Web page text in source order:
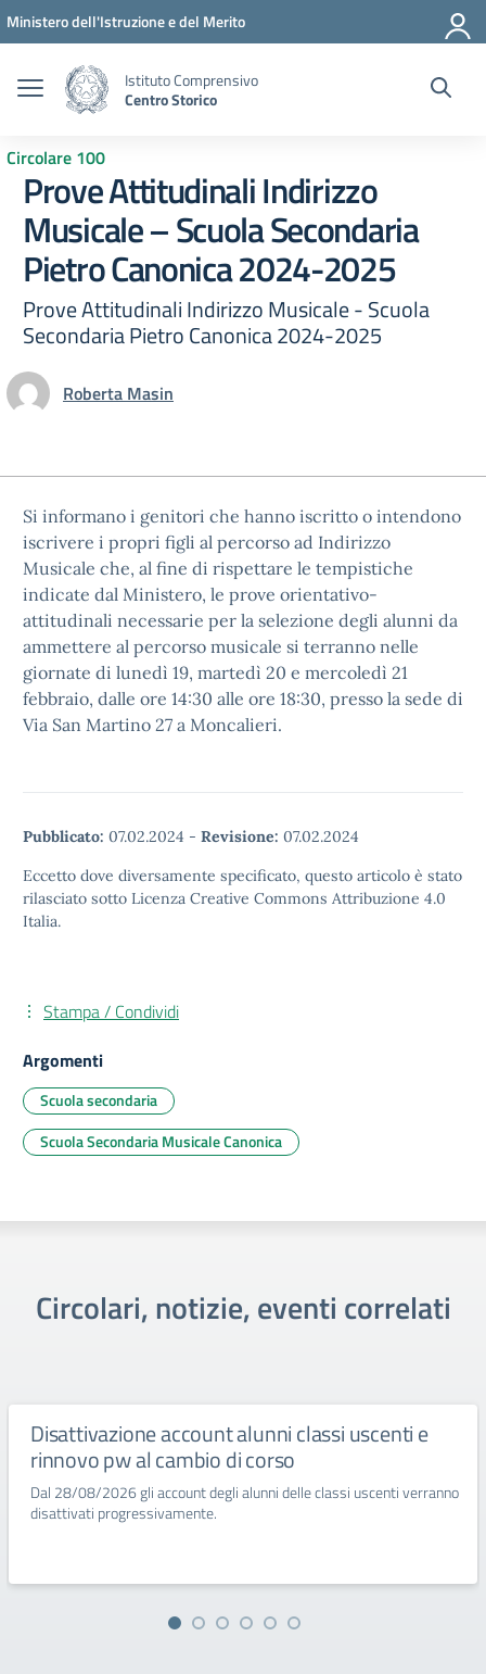
Vai ai contenuti
Vai al menu di navigazione
Vai al footer
Ministero dell'Istruzione e del Merito
Istituto Comprensivo
Centro Storico
Circolare 100
Prove Attitudinali Indirizzo
Musicale – Scuola Secondaria
Pietro Canonica 2024-2025
Prove Attitudinali Indirizzo Musicale - Scuola
Secondaria Pietro Canonica 2024-2025
Roberta Masin
Si informano i genitori che hanno iscritto o intendono
iscrivere i propri figli al percorso ad Indirizzo
Musicale che, al fine di rispettare le tempistiche
indicate dal Ministero, le prove orientativo-
attitudinali necessarie per la selezione degli alunni da
ammettere al percorso musicale si terranno nelle
giornate di lunedì 19, martedì 20 e mercoledì 21
febbraio, dalle ore 14:30 alle ore 18:30, presso la sede di
Via San Martino 27 a Moncalieri.
Pubblicato: 07.02.2024 - Revisione: 07.02.2024
Eccetto dove diversamente specificato, questo articolo è stato
rilasciato sotto Licenza Creative Commons Attribuzione 4.0
Italia.
Stampa / Condividi
Argomenti
Scuola secondaria
Scuola Secondaria Musicale Canonica
Circolari, notizie, eventi correlati
Disattivazione account alunni classi uscenti e
rinnovo pw al cambio di corso
Dal 28/08/2026 gli account degli alunni delle classi uscenti verranno
disattivati progressivamente.